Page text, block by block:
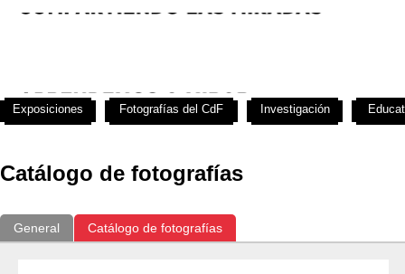
Catálogo de fotografías
General Catálogo de fotografías
Exposiciones Fotografías del CdF Investigación